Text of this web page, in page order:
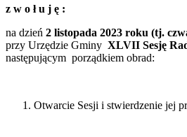
z w o ł u j ę :
na dzień 2 listopada 2023 roku (tj.
przy Urzędzie Gminy XLVII Sesję
następującym porządkiem obrad:
Otwarcie Sesji i stwierdzenie jej